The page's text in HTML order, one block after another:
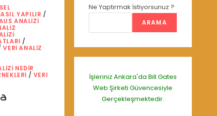
YAPILIR /
ANALIZI
/
VERI ANALIZ
NEDIR
/ VERI
Ne Yaptırmak İstiyorsunuz ?
ARAMA
İşleriniz Ankara'da Bill Gates
Web Şirketi Güvencesiyle
Gerçekleşmektedir.